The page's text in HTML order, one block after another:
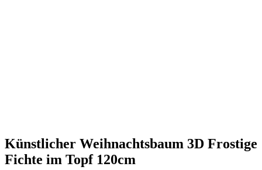
Künstlicher Weihnachtsbaum 3D Frostige
Fichte im Topf 120cm